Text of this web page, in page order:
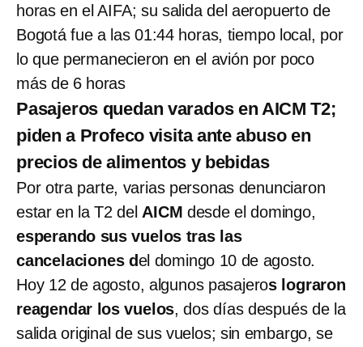
horas en el AIFA; su salida del aeropuerto de
Bogotá fue a las 01:44 horas, tiempo local, por
lo que permanecieron en el avión por poco
más de 6 horas
Pasajeros quedan varados en AICM T2;
piden a Profeco visita ante abuso en
precios de alimentos y bebidas
Por otra parte, varias personas denunciaron
estar en la T2 del AICM desde el domingo,
esperando sus vuelos tras las
cancelaciones del domingo 10 de agosto.
Hoy 12 de agosto, algunos pasajeros lograron
reagendar los vuelos, dos días después de la
salida original de sus vuelos; sin embargo, se